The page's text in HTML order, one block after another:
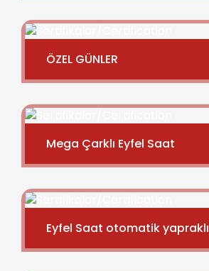
ÖZEL GÜNLER
Mega Çarklı Eyfel Saat
Eyfel Saat otomatik yapraklı